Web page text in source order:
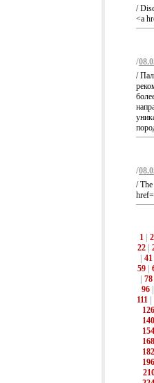
/
<a
/
/
/
/
1
2
22|
41
59|
78
96
111|
126
140
154
168
182
196